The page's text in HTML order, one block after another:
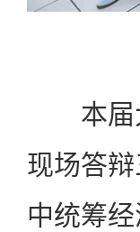
本届大
现场答
中统筹